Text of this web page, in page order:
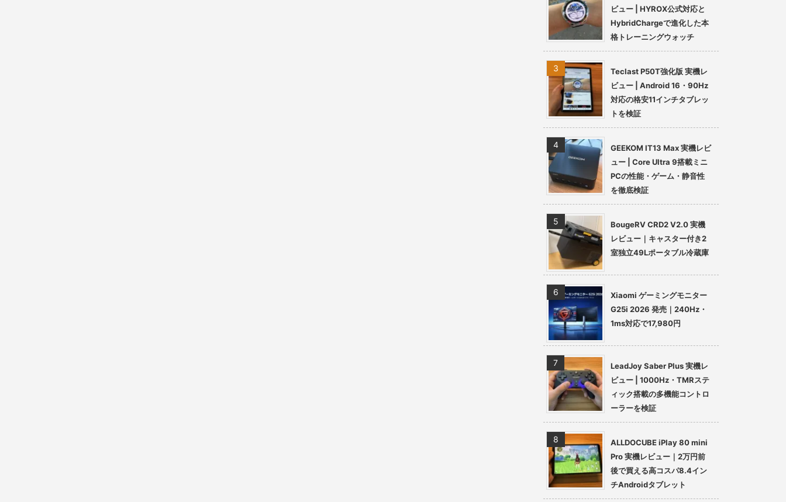
ビュー | HYROX公式対応と
HybridChargeで進化した本
格トレーニングウォッチ
Teclast P50T強化版 実機レ
ビュー | Android 16・90Hz
対応の格安11インチタブレッ
トを検証
GEEKOM IT13 Max 実機レビ
ュー | Core Ultra 9搭載ミニ
PCの性能・ゲーム・静音性
を徹底検証
BougeRV CRD2 V2.0 実機
レビュー｜キャスター付き2
室独立49Lポータブル冷蔵庫
Xiaomi ゲーミングモニター
G25i 2026 発売｜240Hz・
1ms対応で17,980円
LeadJoy Saber Plus 実機レ
ビュー | 1000Hz・TMRステ
ィック搭載の多機能コントロ
ーラーを検証
ALLDOCUBE iPlay 80 mini
Pro 実機レビュー｜2万円前
後で買える高コスパ8.4イン
チAndroidタブレット